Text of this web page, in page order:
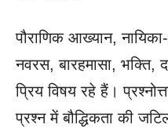
पौराणिक आख्यान,
नवरस, बारहमासा, भक्ति,
प्रिय विषय रहे हैं।
प्रश्न में बौद्धिकता की